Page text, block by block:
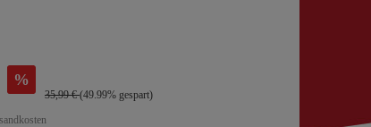
%
35,99 €(49.99% gespart)